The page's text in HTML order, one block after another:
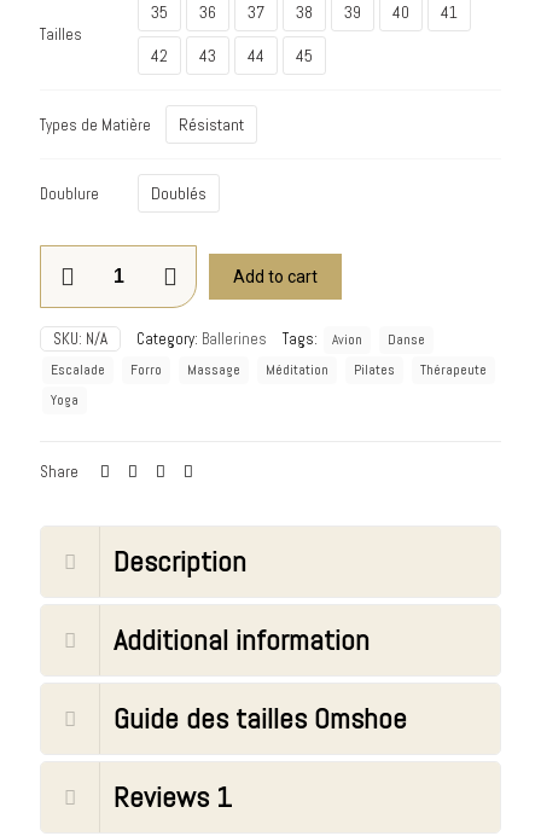
Tailles
35 36 37 38 39 40
41
42
43 44 45
Types de Matière Résistant
Doublure Doublés
Add to cart
SKU: N/A Category: Ballerines Tags: Avion
Danse
Escalade
Forro Massage Méditation Pilates
Thérapeute
Yoga
Share
Description
Additional information
Guide des tailles Omshoe
Reviews 1